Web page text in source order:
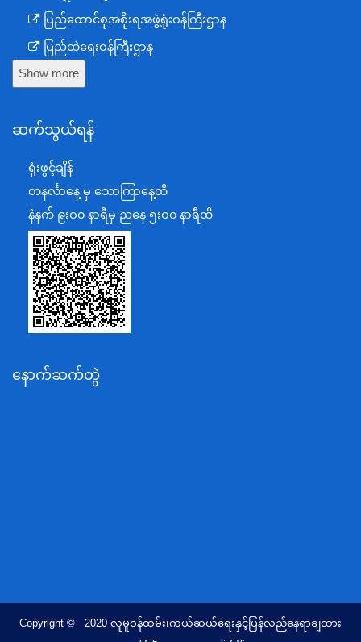
ပြည်ထောင်စုအစိုးရအဖွဲ့ရုံးဝန်ကြီးဌာန
ပြည်ထဲရေးဝန်ကြီးဌာန
ကာကွယ်ရေးဝန်ကြီးဌာန
စီမံကိန်း၊ဘဏ္ဍာရေးနှင့်စက်မှုဝန်ကြီးဌာန
ရင်းနှီးမြှုပ်နှံမှုနှင့် နိုင်ငံခြားစီးပွားဆက်သွယ်ရေးဝန်ကြီးဌာန
အပြည်ပြည်ဆိုင်ရာပူးပေါင်းဆောင်ရွက်ရေးဝန်ကြီးဌာန
ပြန်ကြားရေးဝန်ကြီးဌာန
သာသနာရေးနှင့် ယဉ်ကျေးမှုဝန်ကြီးဌာန
စိုက်ပျိုးရေး၊မွေးမြူရေးနှင့်ဆည်မြောင်းဝန်ကြီးဌာန
ပို့ဆောင်ရေးနှင့်ဆက်သွယ်ရေးဝန်ကြီးဌာန
သယံဇာတနှင့်ပတ်ဝန်းကျင်ထိန်းသိမ်းရေးဝန်ကြီးဌာန
အလုပ်သမား၊လူဝင်မှုကြီးကြပ်ရေးနှင့်ပြည်သူ့အင်အား
တိုင်းရင်းသားလူမျိုးရေးရာဝန်ကြီးဌာန
Show more
ဆက်သွယ်ရန်
ရုံးဖွင့်ချိန်
တနင်္လာနေ့ မှ သောကြာနေ့ထိ
နံနက် ၉းဝ၀ နာရီမှ ညနေ ၅းဝ၀ နာရီထိ
နောက်ဆက်တွဲ
Copyright © 2020 လူမူဝန်ထမ်း၊ကယ်ဆယ်ရေးနှင့်ပြန်လည်နေရာချထား